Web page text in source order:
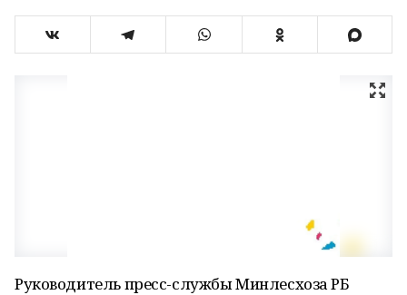
Руководитель пресс-службы Минлесхоза РБ